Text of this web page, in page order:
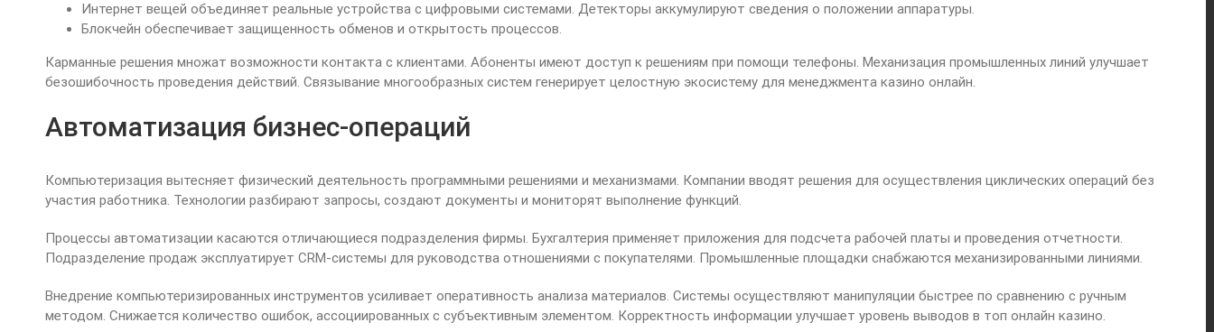
Интернет вещей объединяет реальные устройства с цифровыми системами. Детекторы аккумулируют сведения о положении аппаратуры.
Блокчейн обеспечивает защищенность обменов и открытость процессов.
Карманные решения множат возможности контакта с клиентами. Абоненты имеют доступ к решениям при помощи телефоны. Механизация промышленных линий улучшает
безошибочность проведения действий. Связывание многообразных систем генерирует целостную экосистему для менеджмента казино онлайн.
Автоматизация бизнес-операций
Компьютеризация вытесняет физический деятельность программными решениями и механизмами. Компании вводят решения для осуществления циклических операций без
участия работника. Технологии разбирают запросы, создают документы и мониторят выполнение функций.
Процессы автоматизации касаются отличающиеся подразделения фирмы. Бухгалтерия применяет приложения для подсчета рабочей платы и проведения отчетности.
Подразделение продаж эксплуатирует CRM-системы для руководства отношениями с покупателями. Промышленные площадки снабжаются механизированными линиями.
Внедрение компьютеризированных инструментов усиливает оперативность анализа материалов. Системы осуществляют манипуляции быстрее по сравнению с ручным
методом. Снижается количество ошибок, ассоциированных с субъективным элементом. Корректность информации улучшает уровень выводов в топ онлайн казино.